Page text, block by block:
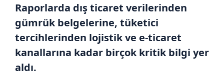
Raporlarda dış ticaret verilerinden
gümrük belgelerine, tüketici
tercihlerinden lojistik ve e-ticaret
kanallarına kadar birçok kritik bilgi yer
aldı.